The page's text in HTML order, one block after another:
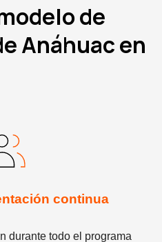
de
Anáhuac en
continua
durante todo el programa